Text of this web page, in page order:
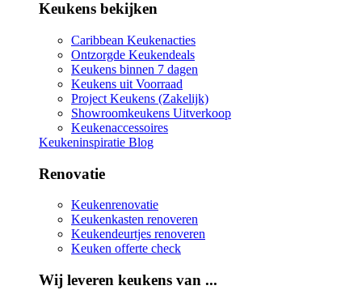
Keukens bekijken
Caribbean Keukenacties
Ontzorgde Keukendeals
Keukens binnen 7 dagen
Keukens uit Voorraad
Project Keukens (Zakelijk)
Showroomkeukens Uitverkoop
Keukenaccessoires
Keukeninspiratie Blog
Renovatie
Keukenrenovatie
Keukenkasten renoveren
Keukendeurtjes renoveren
Keuken offerte check
Wij leveren keukens van ...